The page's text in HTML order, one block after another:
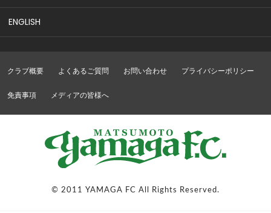
ENGLISH
クラブ概要 よくあるご質問 お問い合わせ プライバシーポリシー
免責事項 メディアの皆様へ
© 2011 YAMAGA FC All Rights Reserved.